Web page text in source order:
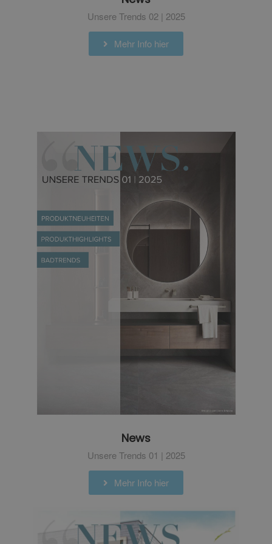
Unsere Trends 02 | 2025
Mehr Info hier
News
Unsere Trends 01 | 2025
Mehr Info hier